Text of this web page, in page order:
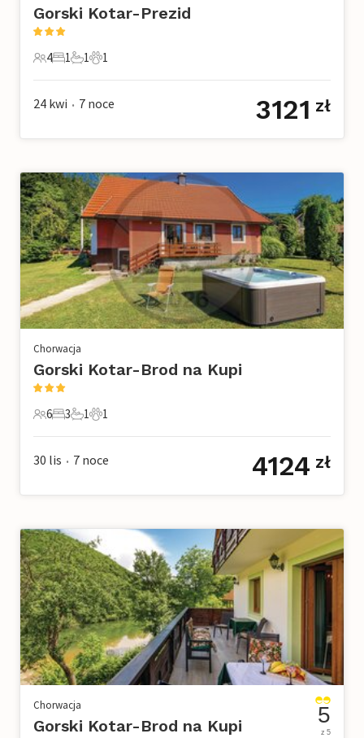
Gorski Kotar-Prezid
4 Goście
4
1 Sypialnia
1
1 Łazienka
1
1 Zwierzę domowe
1
24 kwi • 7 noce 3121 zł
Chorwacja
Gorski Kotar-Brod na Kupi
6 Goście
6
3 Sypialnie
3
1 Łazienka
1
1 Zwierzę domowe
1
30 lis • 7 noce 4124 zł
Chorwacja
Gorski Kotar-Brod na Kupi 5
z 5